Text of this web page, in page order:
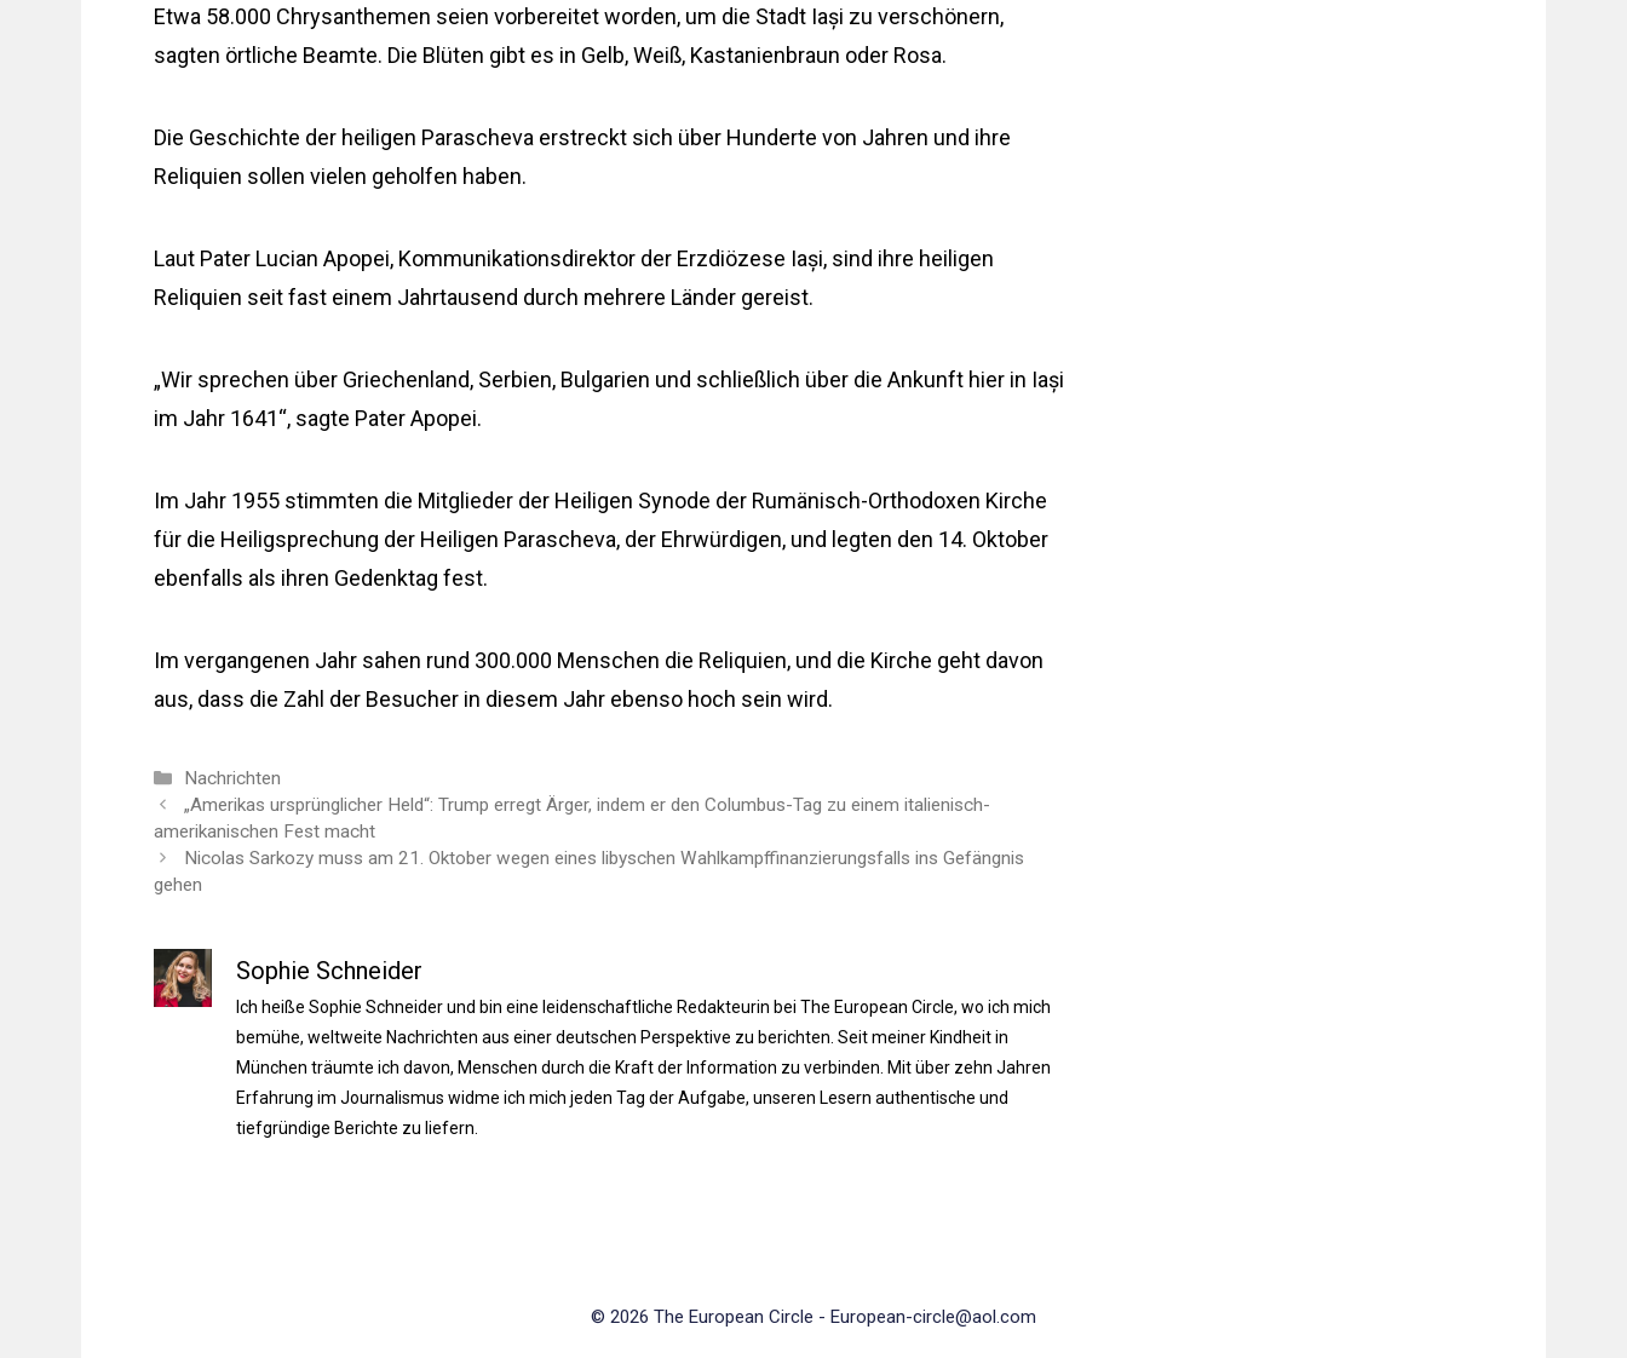
Etwa 58.000 Chrysanthemen seien vorbereitet worden, um die Stadt Iași zu verschönern,
sagten örtliche Beamte. Die Blüten gibt es in Gelb, Weiß, Kastanienbraun oder Rosa.
Die Geschichte der heiligen Parascheva erstreckt sich über Hunderte von Jahren und ihre
Reliquien sollen vielen geholfen haben.
Laut Pater Lucian Apopei, Kommunikationsdirektor der Erzdiözese Iași, sind ihre heiligen
Reliquien seit fast einem Jahrtausend durch mehrere Länder gereist.
„Wir sprechen über Griechenland, Serbien, Bulgarien und schließlich über die Ankunft hier in Iași
im Jahr 1641“, sagte Pater Apopei.
Im Jahr 1955 stimmten die Mitglieder der Heiligen Synode der Rumänisch-Orthodoxen Kirche
für die Heiligsprechung der Heiligen Parascheva, der Ehrwürdigen, und legten den 14. Oktober
ebenfalls als ihren Gedenktag fest.
Im vergangenen Jahr sahen rund 300.000 Menschen die Reliquien, und die Kirche geht davon
aus, dass die Zahl der Besucher in diesem Jahr ebenso hoch sein wird.
Kategorien
Nachrichten
„Amerikas ursprünglicher Held“: Trump erregt Ärger, indem er den Columbus-Tag zu einem italienisch-
amerikanischen Fest macht
Nicolas Sarkozy muss am 21. Oktober wegen eines libyschen Wahlkampffinanzierungsfalls ins Gefängnis
gehen
Sophie Schneider
Ich heiße Sophie Schneider und bin eine leidenschaftliche Redakteurin bei The European Circle, wo ich mich
bemühe, weltweite Nachrichten aus einer deutschen Perspektive zu berichten. Seit meiner Kindheit in
München träumte ich davon, Menschen durch die Kraft der Information zu verbinden. Mit über zehn Jahren
Erfahrung im Journalismus widme ich mich jeden Tag der Aufgabe, unseren Lesern authentische und
tiefgründige Berichte zu liefern.
© 2026 The European Circle - European-circle@aol.com